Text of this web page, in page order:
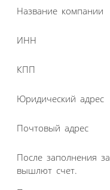
Название компании
ИНН
КПП
Юридический адрес
Почтовый адрес
После заполнения
вышлют счет.